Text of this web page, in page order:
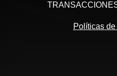
Políticas